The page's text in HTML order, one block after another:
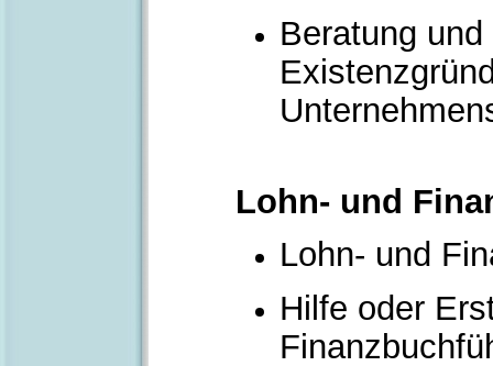
Beratung
Lohn- und
Lohn- und
Hilfe oder